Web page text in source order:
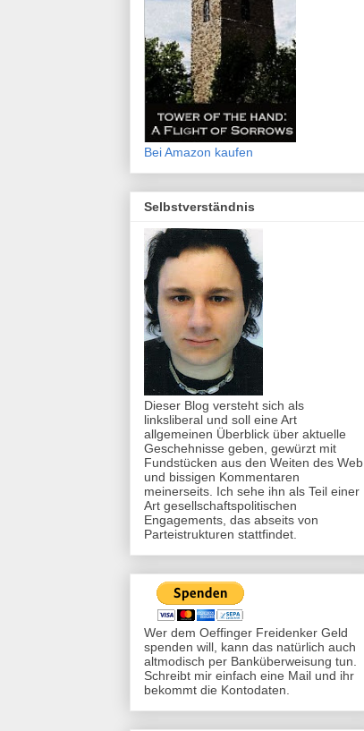
Bei Amazon kaufen
Selbstverständnis
Dieser Blog versteht sich als
linksliberal und soll eine Art
allgemeinen Überblick über aktuelle
Geschehnisse geben, gewürzt mit
Fundstücken aus den Weiten des Web
und bissigen Kommentaren
meinerseits. Ich sehe ihn als Teil einer
Art gesellschaftspolitischen
Engagements, das abseits von
Parteistrukturen stattfindet.
Wer dem Oeffinger Freidenker Geld
spenden will, kann das natürlich auch
altmodisch per Banküberweisung tun.
Schreibt mir einfach eine Mail und ihr
bekommt die Kontodaten.